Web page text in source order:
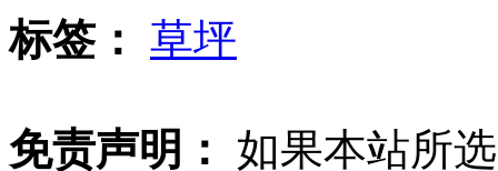
标签： 草坪
免责声明：
如果本站所